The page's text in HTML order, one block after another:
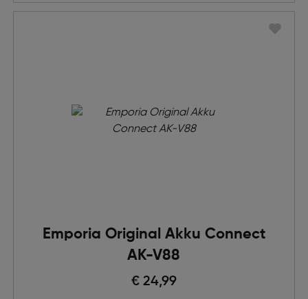
Emporia Original Akku Connect
AK-V88
€ 24,99